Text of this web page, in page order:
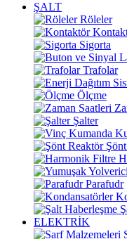
ŞALT
Röleler
Sigorta
Trafolar
Ölçme
Şalter
Parafudr
ELEKTRİK